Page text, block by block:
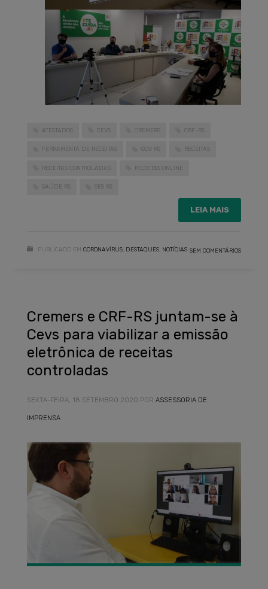
ATESTADOS CEVS CREMERS CRF-RS
FERRAMENTA DE RECEITAS GOV RS RECEITAS
RECEITAS CONTROLADAS RECEITAS ONLINE
SAÚDE RS SES RS
LEIA MAIS
PUBLICADO EM CORONAVÍRUS DESTAQUES NOTÍCIAS SEM COMENTÁRIOS
Cremers e CRF-RS juntam-se à
Cevs para viabilizar a emissão
eletrônica de receitas
controladas
SEXTA-FEIRA, 18 SETEMBRO 2020 POR ASSESSORIA DE
IMPRENSA